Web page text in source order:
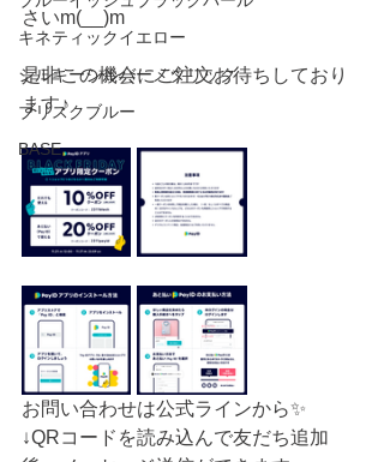
キネティックイエロー
シルキーシルバーメタリック
ブリスクブルー
BASE
さいm(__)m
是非この機会にご注文お待ちしており
ます♪
お問い合わせは公式ラインから✨
↓QRコードを読み込んで友だち追加